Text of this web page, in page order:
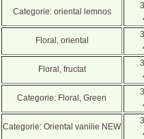
Categorie: oriental lemnos
Floral, oriental
Floral, fructat
Categorie: Floral, Green
Categorie: Oriental vanilie NEW